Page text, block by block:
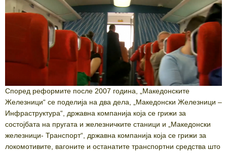
Според реформите после 2007 година, „Македонските
Железници“ се поделија на два дела, „Македонски Железници –
Инфраструктура“, државна компанија која се грижи за
состојбата на пругата и железничките станици и „Македонски
железници- Транспорт“, државна компанија која се грижи за
локомотивите, вагоните и останатите транспортни средства што